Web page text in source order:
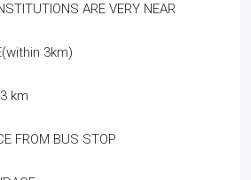
ARE VERY NEAR
3km)
km
FROM BUS STOP